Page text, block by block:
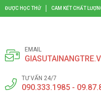
ĐƯỢC HỌC THỬ CAM KẾT CHẤT
EMAIL
TƯ VẤN 24/7
090.333.1985 -